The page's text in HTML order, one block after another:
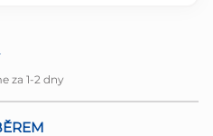
za 1-2 dny